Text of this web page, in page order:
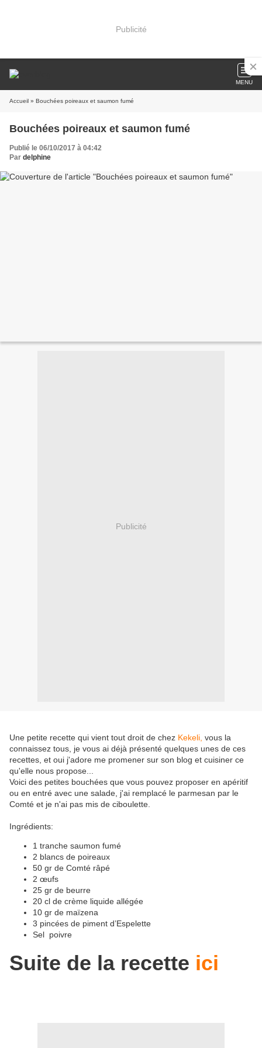
Publicité
MENU
Accueil » Bouchées poireaux et saumon fumé
Bouchées poireaux et saumon fumé
Publié le 06/10/2017 à 04:42
Par delphine
Publicité
Une petite recette qui vient tout droit de chez Kekeli, vous la
connaissez tous, je vous ai déjà présenté quelques unes de ces
recettes, et oui j'adore me promener sur son blog et cuisiner ce
qu'elle nous propose...
Voici des petites bouchées que vous pouvez proposer en apéritif
ou en entré avec une salade, j'ai remplacé le parmesan par le
Comté et je n'ai pas mis de ciboulette.
Ingrédients:
1 tranche saumon fumé
2 blancs de poireaux
50 gr de Comté râpé
2 œufs
25 gr de beurre
20 cl de crème liquide allégée
10 gr de maïzena
3 pincées de piment d’Espelette
Sel poivre
Suite de la recette ici